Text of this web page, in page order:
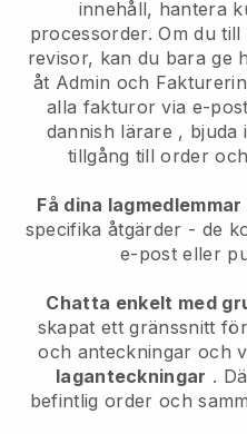
innehåll, hantera
processorder. Om du
revisor, kan du bara ge
åt Admin och
alla fakturor via e-
dannish lärare , bjuda
tillgång till order
Få dina
specifika åtgärder - de
e-post eller
Chatta enkelt med
skapat ett gränssnitt
och anteckningar och
laganteckningar .
befintlig order och